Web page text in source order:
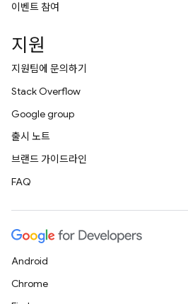
이벤트 참여
지원
지원팀에 문의하기
Stack Overflow
Google group
출시 노트
브랜드 가이드라인
FAQ
Android
Chrome